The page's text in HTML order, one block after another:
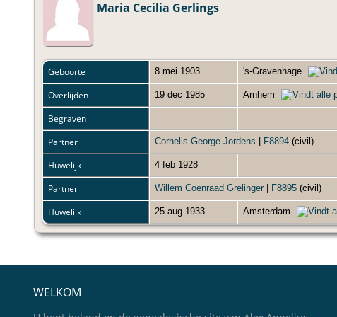
Maria Cecilia Gerlings
Geboorte 8 mei 1903 's-Gravenhage
Overlijden 19 dec 1985 Arnhem
Begraven
Partner
Cornelis George Jordens F8894 (civil)
Huwelijk 4 feb 1928
Partner Willem Coenraad Grelinger F8895 (civil)
Huwelijk 25 aug 1933 Amsterdam
WELKOM